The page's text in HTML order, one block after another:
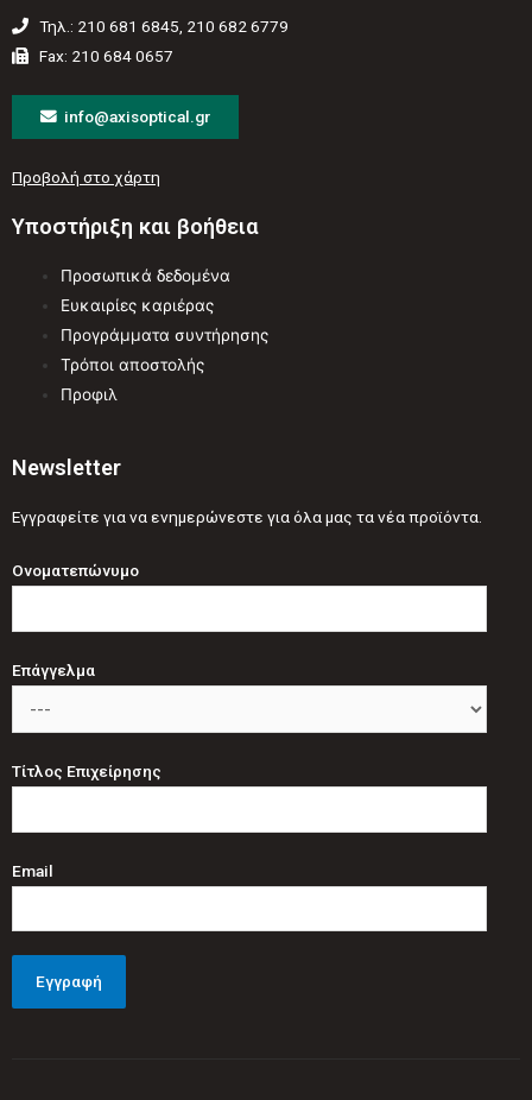
Τηλ.: 210 681 6845, 210 682 6779
Fax: 210 684 0657
info@axisoptical.gr
Προβολή στο χάρτη
Υποστήριξη και βοήθεια
Προσωπικά δεδομένα
Ευκαιρίες καριέρας
Προγράμματα συντήρησης
Τρόποι αποστολής
Προφιλ
Newsletter
Εγγραφείτε για να ενημερώνεστε για όλα μας τα νέα προϊόντα.
Ονοματεπώνυμο
Επάγγελμα
Τίτλος Επιχείρησης
Email